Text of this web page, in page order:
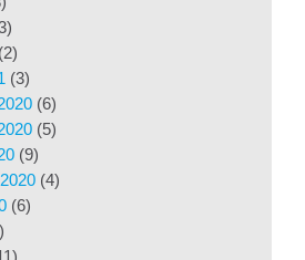
(2)
(3)
(6)
(5)
(9)
(4)
(6)